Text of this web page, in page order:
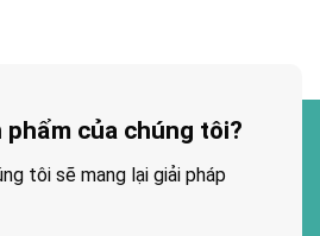
phẩm của chúng tôi?
tôi sẽ mang lại giải pháp